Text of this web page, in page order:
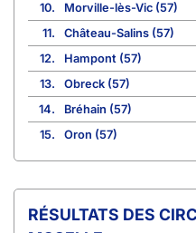
10.
Morville-lès-Vic (57)
11.
Château-Salins (57)
12.
Hampont (57)
13.
Obreck (57)
14.
Bréhain (57)
15.
Oron (57)